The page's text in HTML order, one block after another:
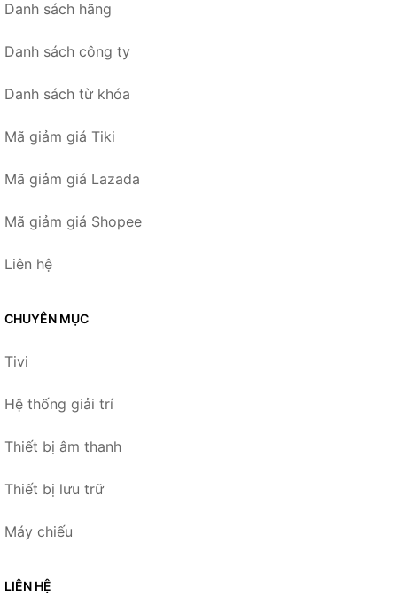
Danh sách hãng
Danh sách công ty
Danh sách từ khóa
Mã giảm giá Tiki
Mã giảm giá Lazada
Mã giảm giá Shopee
Liên hệ
CHUYÊN MỤC
Tivi
Hệ thống giải trí
Thiết bị âm thanh
Thiết bị lưu trữ
Máy chiếu
LIÊN HỆ